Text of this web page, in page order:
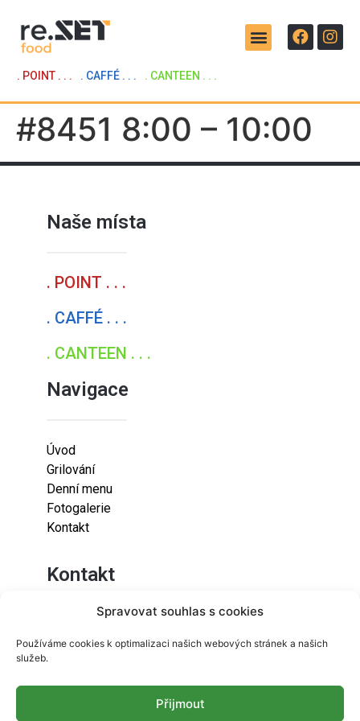
Spravovat souhlas s cookies
Používáme cookies k optimalizaci našich webových stránek a našich
služeb.
Přijmout
. POINT . . . . CAFFÉ . . . . CANTEEN . . .
#8451 8:00 – 10:00
Naše místa
. POINT . . .
. CAFFÉ . . .
. CANTEEN . . .
Navigace
Úvod
Grilování
Denní menu
Fotogalerie
Kontakt
Kontakt
Lazaretní 925/9